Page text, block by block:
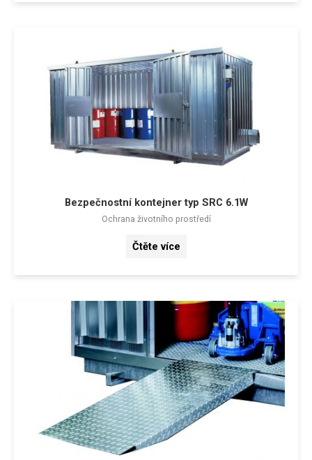
Bezpečnostní kontejner typ SRC 6.1W
Ochrana životního prostředí
Čtěte více